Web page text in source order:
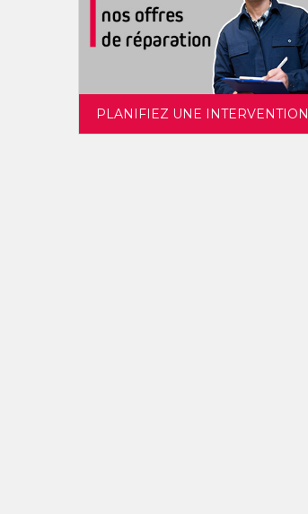
PLANIFIEZ UNE INTERVENTION